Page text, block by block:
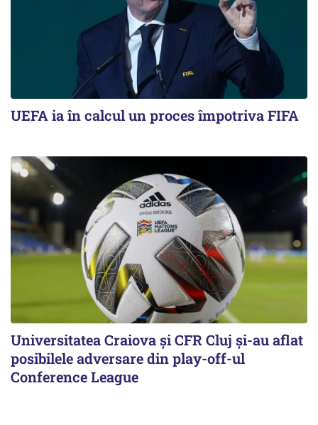
UEFA ia în calcul un proces împotriva FIFA
Universitatea Craiova și CFR Cluj și-au aflat
posibilele adversare din play-off-ul
Conference League